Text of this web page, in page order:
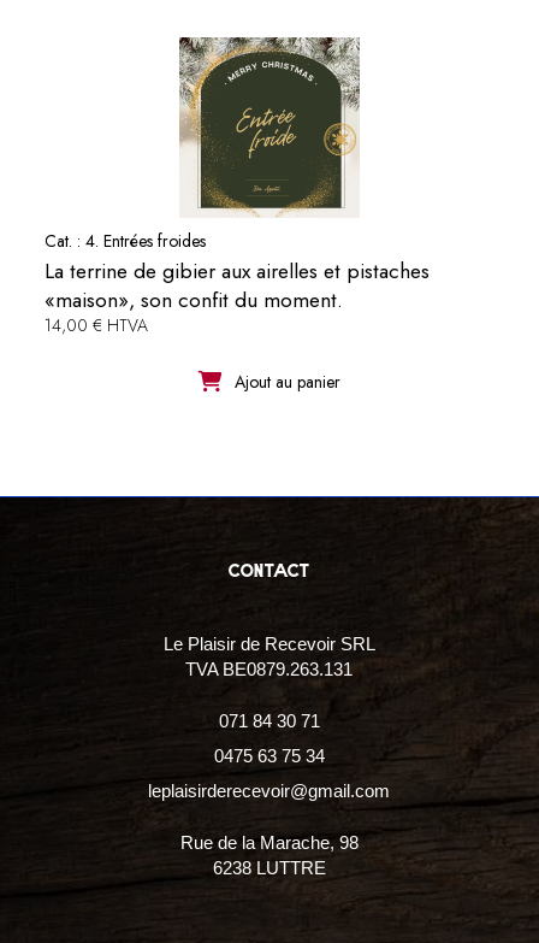
Cat. : 4. Entrées froides
La terrine de gibier aux airelles et pistaches
«maison», son confit du moment.
14,00 € HTVA
Ajout au panier
contact
Le Plaisir de Recevoir SRL
TVA BE0879.263.131
071 84 30 71
0475 63 75 34
leplaisirderecevoir@gmail.com
Rue de la Marache, 98
6238 LUTTRE